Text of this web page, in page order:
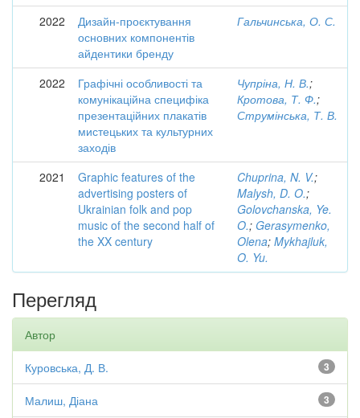
2022
Дизайн-проєктування
основних компонентів
айдентики бренду
Гальчинська, О. С.
2022
Графічні особливості та
комунікаційна специфіка
презентаційних плакатів
мистецьких та культурних
заходів
Чупріна, Н. В.;
Кротова, Т. Ф.;
Струмінська, Т. В.
2021
Graphic features of the
advertising posters of
Ukrainian folk and pop
music of the second half of
the XX century
Chuprina, N. V.;
Malysh, D. O.;
Golovchanska, Ye.
O.; Gerasymenko,
Olena; Mykhajluk,
O. Yu.
Перегляд
Автор
3
Куровська, Д. В.
3
Малиш, Діана